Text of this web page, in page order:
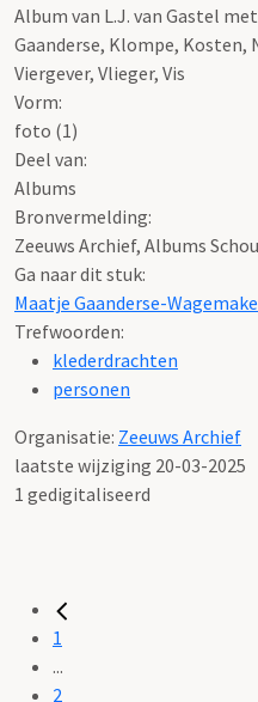
Album van L.J. van Gastel
Gaanderse, Klompe, Kosten,
Viergever, Vlieger, Vis
Vorm:
foto (1)
Deel van:
Albums
Bronvermelding:
Zeeuws Archief, Albums
Ga naar dit stuk:
Maatje Gaanderse-
Trefwoorden:
klederdrachten
personen
Organisatie: Zeeuws Archief
laatste wijziging 20-03-2025
1 gedigitaliseerd
1
...
2